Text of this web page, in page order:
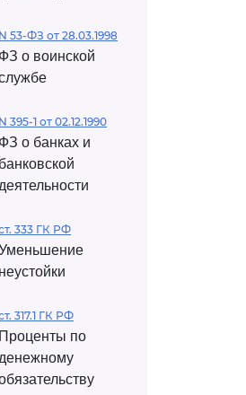
N 53-ФЗ от 28.03.1998
ФЗ о воинской
N 395-1 от 02.12.1990
ФЗ о банках и
банковской
деятельности
333 ГК РФ
неустойки
317.1 ГК РФ
Проценты по
денежному